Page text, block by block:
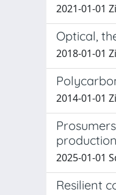
2021-01-01
Optical,
2018-01-01
2014-01-01
2025-01-01
Resilient